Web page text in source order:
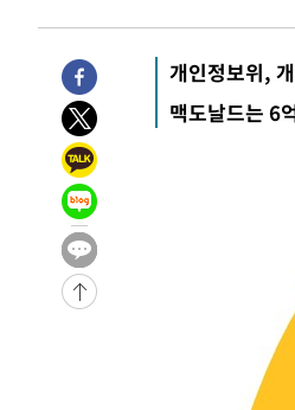
1시간 전 >손흥민, 5경기 연속골 실
3시간 전 >
내일까지 39도 '펄펄'…
-24764초 전 >
'월드컵 탈락 후폭풍
-24200초 전 >
[속보] 뉴욕증시, 혼
-22993초 전 >
-21678초 전 >
-7274초 전 >
[속보]합참 "北 발사체
-7022초 전 >
日방위성, 北이 동해로
-5452초 전 >
[속보] SKT, 에이닷
[속보]합참 "북, 동해상
'낮 최고 39도' 불볕더
[속보]7~9일 프로야구
개인정보위,
맥도날드는 6